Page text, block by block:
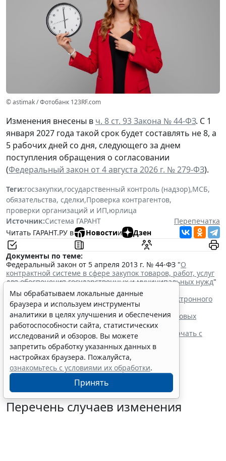
© astimak / Фотобанк 123RF.com
Изменения внесены в ч. 8 ст. 93 Закона № 44-ФЗ. С 1
января 2027 года такой срок будет составлять не 8, а
5 рабочих дней со дня, следующего за днем
поступления обращения о согласовании
(Федеральный закон от 4 августа 2026 г. № 279-ФЗ).
Теги:госзакупки,государственный контроль (надзор),МСБ,
обязательства, сделки,Проверка контрагентов,
проверки организаций и ИП,юрлица
Источник:Система ГАРАНТ
Перепечатка
Читать ГАРАНТ.РУ в
Новостии Дзен
Документы по теме:
Федеральный закон от 5 апреля 2013 г. № 44-ФЗ "О
контрактной системе в сфере закупок товаров, работ, услуг
для обеспечения государственных и муниципальных нужд"
Читайте также:
Процедуру заключения контракта по итогам электронного
запроса котировок уточнят
ФАС России рассказала об особенностях внеплановых
проверок заказчиков по 44-ФЗ
Контракты по однородным товарам можно заключать с
одним и тем же едпоставщиком
При оценке заявок нужно учитывать системы
налогообложения участников
Перечень случаев изменения
Мы обрабатываем локальные данные
браузера и используем инструменты
аналитики в целях улучшения и обеспечения
работоспособности сайта, статистических
исследований и обзоров. Вы можете
запретить обработку указанных данных в
настройках браузера. Пожалуйста,
ознакомьтесь с условиями их обработки.
Принять